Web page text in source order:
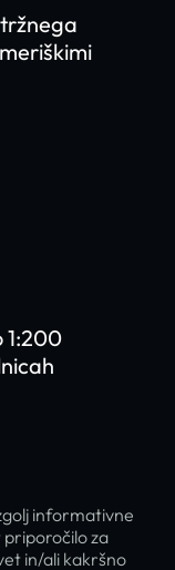
1:200
informativne
priporočilo za
in/ali kakršno